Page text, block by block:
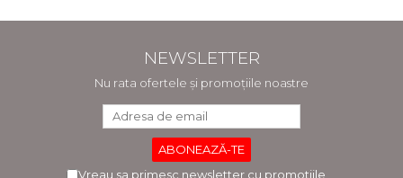
NEWSLETTER
Nu rata ofertele și promoțiile noastre
Vreau sa primesc newsletter cu promotiile